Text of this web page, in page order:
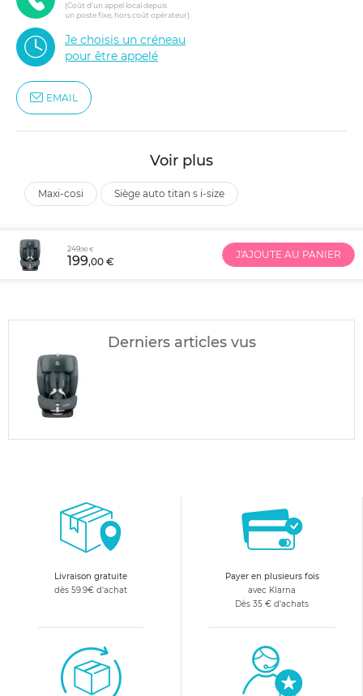
(Coût d'un appel local depuis
un poste fixe, hors coût opérateur)
Je choisis un créneau
pour être appelé
EMAIL
Voir plus
maxi-cosi siège auto titan s i-size
249,90 €
199,00 €
J'AJOUTE AU PANIER
Derniers articles vus
Livraison gratuite
dès 59.9€ d'achat
Payer en plusieurs fois
avec Klarna
Dès 35 € d'achats